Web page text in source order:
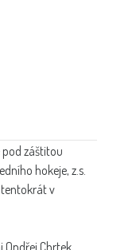
pod záštitou
hokeje, z.s.
tentokrát v
Chrtek,